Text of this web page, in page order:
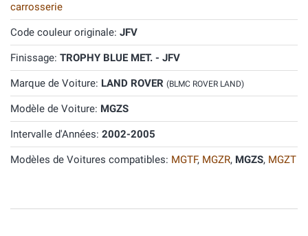
carrosserie
Code couleur originale: JFV
Finissage: TROPHY BLUE MET. - JFV
Marque de Voiture: LAND ROVER (BLMC ROVER LAND)
Modèle de Voiture: MGZS
Intervalle d'Années: 2002-2005
Modèles de Voitures compatibles: MGTF, MGZR, MGZS, MGZT